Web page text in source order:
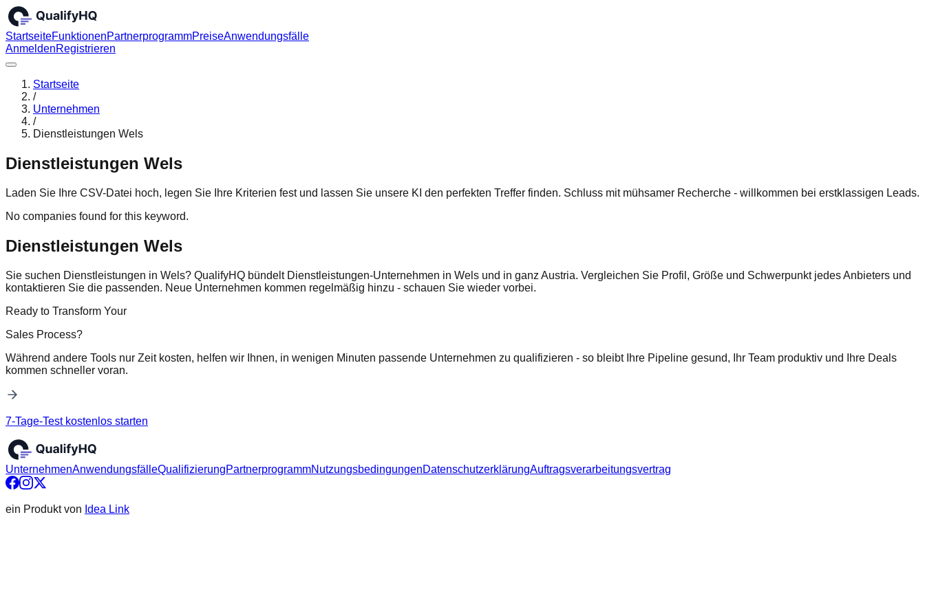
StartseiteFunktionenPartnerprogrammPreiseAnwendungsfälle
AnmeldenRegistrieren
Startseite
/
Unternehmen
/
Dienstleistungen Wels
Dienstleistungen Wels
Laden Sie Ihre CSV-Datei hoch, legen Sie Ihre Kriterien fest und lassen Sie unsere KI den perfekten Treffer finden. Schluss mit mühsamer Recherche - willkommen bei erstklassigen Leads.
No companies found for this keyword.
Dienstleistungen Wels
Sie suchen Dienstleistungen in Wels? QualifyHQ bündelt Dienstleistungen-Unternehmen in Wels und in ganz Austria. Vergleichen Sie Profil, Größe und Schwerpunkt jedes Anbieters und
kontaktieren Sie die passenden. Neue Unternehmen kommen regelmäßig hinzu - schauen Sie wieder vorbei.
Ready to Transform Your
Sales Process?
Während andere Tools nur Zeit kosten, helfen wir Ihnen, in wenigen Minuten passende Unternehmen zu qualifizieren - so bleibt Ihre Pipeline gesund, Ihr Team produktiv und Ihre Deals
kommen schneller voran.
7-Tage-Test kostenlos starten
UnternehmenAnwendungsfälleQualifizierungPartnerprogrammNutzungsbedingungenDatenschutzerklärungAuftragsverarbeitungsvertrag
ein Produkt von Idea Link